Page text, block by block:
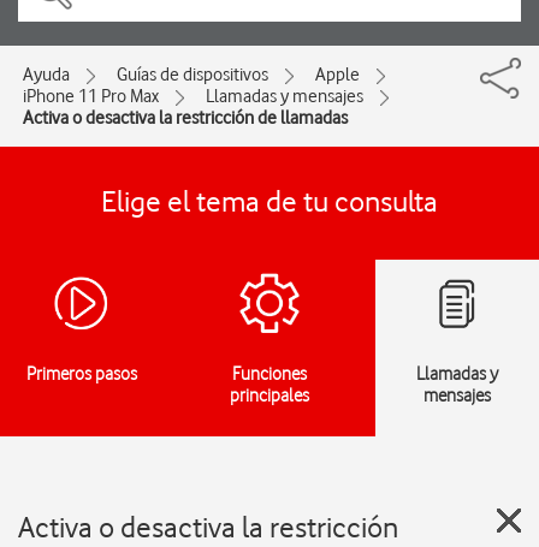
Ayuda Guías de dispositivos
Apple
iPhone 11 Pro Max
Llamadas y mensajes
Activa o desactiva la restricción de llamadas
Elige el tema de tu consulta
Primeros pasos
Funciones
principales
Llamadas y
mensajes
Activa o desactiva la restricción